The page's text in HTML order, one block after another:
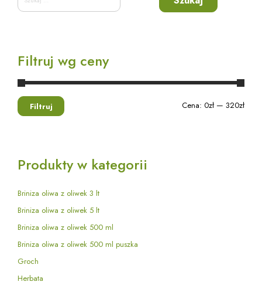
Filtruj wg ceny
Filtruj Cena: 0zł— 320zł
Produkty w kategorii
Briniza oliwa z oliwek 3 lt
Briniza oliwa z oliwek 5 lt
Briniza oliwa z oliwek 500 ml
Briniza oliwa z oliwek 500 ml puszka
Groch
Herbata